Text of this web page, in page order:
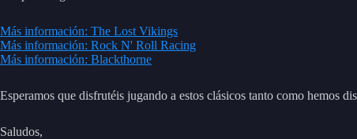
Más información: The Lost Vikings
Más información: Rock N' Roll Racing
Más información: Blackthorne
Esperamos que disfrutéis jugando a estos clásicos tanto como hemos
Saludos,